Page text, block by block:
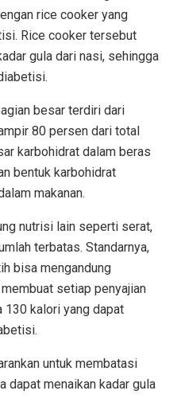
rice cooker yang
Rice cooker tersebut
gula dari nasi, sehingga
besar terdiri dari
80 persen dari total
karbohidrat dalam beras
bentuk karbohidrat
makanan.
nutrisi lain seperti serat,
terbatas. Standarnya,
bisa mengandung
setiap penyajian
130 kalori yang dapat
untuk membatasi
dapat menaikan kadar gula